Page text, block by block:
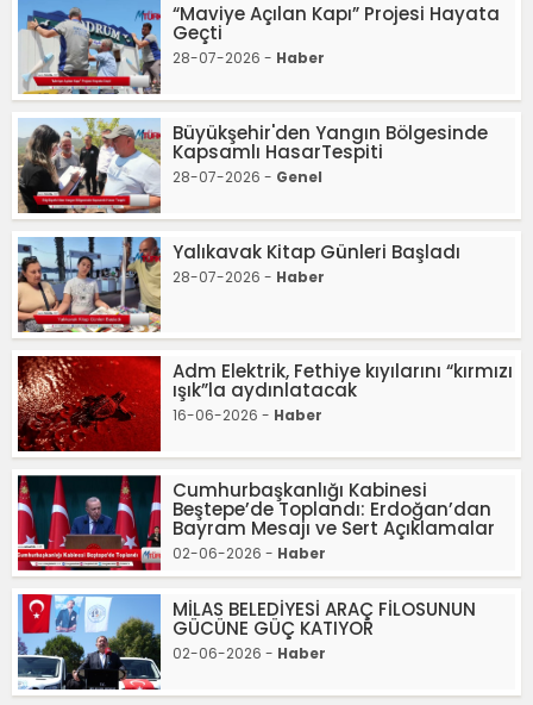
“Maviye Açılan Kapı” Projesi Hayata
Geçti
28-07-2026 - Haber
Büyükşehir'den Yangın Bölgesinde
Kapsamlı HasarTespiti
28-07-2026 - Genel
Yalıkavak Kitap Günleri Başladı
28-07-2026 - Haber
Adm Elektrik, Fethiye kıyılarını “kırmızı
ışık”la aydınlatacak
16-06-2026 - Haber
Cumhurbaşkanlığı Kabinesi
Beştepe’de Toplandı: Erdoğan’dan
Bayram Mesajı ve Sert Açıklamalar
02-06-2026 - Haber
MİLAS BELEDİYESİ ARAÇ FİLOSUNUN
GÜCÜNE GÜÇ KATIYOR
02-06-2026 - Haber